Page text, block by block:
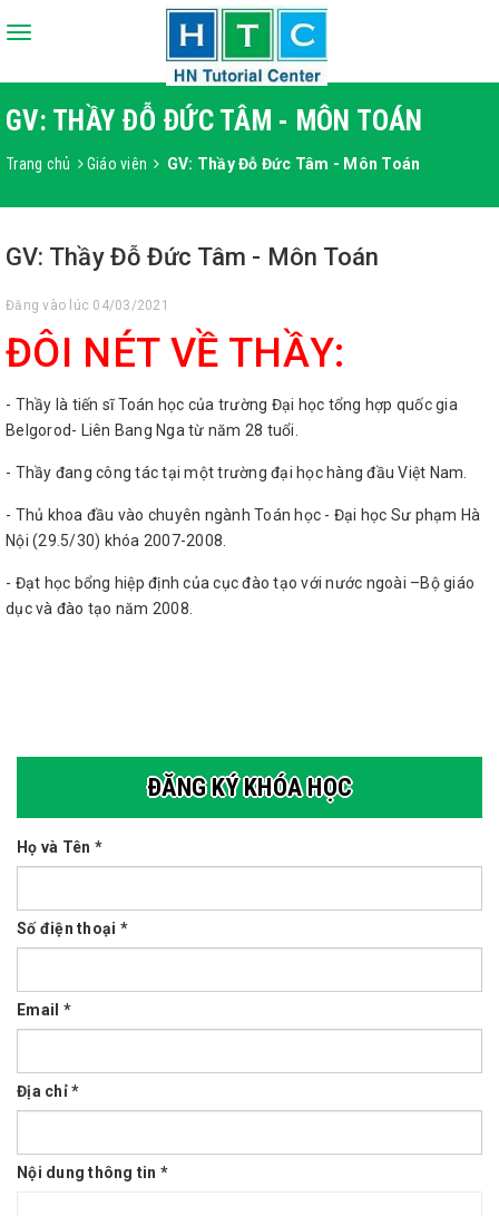
Toggle
GV: THẦY ĐỖ ĐỨC TÂM - MÔN TOÁN
Trang chủ Giáo viên GV: Thầy Đỗ Đức Tâm - Môn Toán
GV: Thầy Đỗ Đức Tâm - Môn Toán
Đăng vào lúc 04/03/2021
ĐÔI NÉT VỀ THẦY:
- Thầy là tiến sĩ Toán học của trường Đại học tổng hợp quốc gia
Belgorod- Liên Bang Nga từ năm 28 tuổi.
- Thầy đang công tác tại một trường đại học hàng đầu Việt Nam.
- Thủ khoa đầu vào chuyên ngành Toán học - Đại học Sư phạm Hà
Nội (29.5/30) khóa 2007-2008.
- Đạt học bổng hiệp định của cục đào tạo với nước ngoài –Bộ giáo
dục và đào tạo năm 2008.
ĐĂNG KÝ KHÓA HỌC
Họ và Tên *
Số điện thoại *
Email *
Địa chỉ *
Nội dung thông tin *